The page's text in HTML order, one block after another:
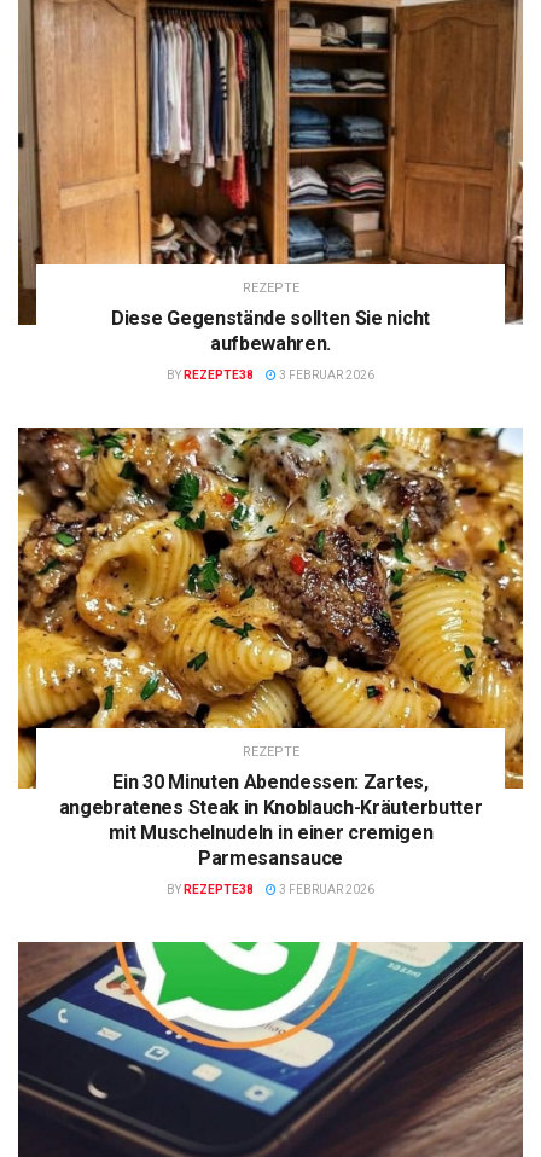
REZEPTE
Diese Gegenstände sollten Sie nicht
aufbewahren.
BY REZEPTE38 3 FEBRUAR 2026
REZEPTE
Ein 30 Minuten Abendessen: Zartes,
angebratenes Steak in Knoblauch-Kräuterbutter
mit Muschelnudeln in einer cremigen
Parmesansauce
BY REZEPTE38 3 FEBRUAR 2026